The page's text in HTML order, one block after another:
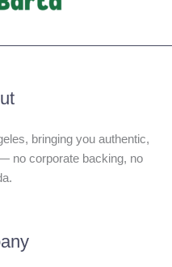
bringing you authentic,
no corporate backing, no